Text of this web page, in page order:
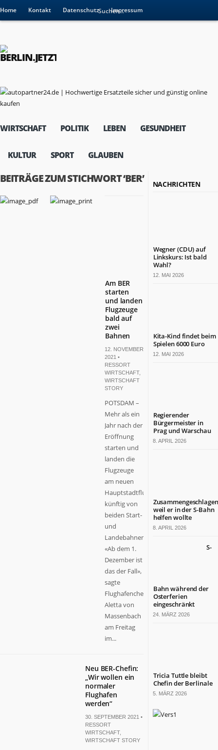
Home Kontakt Datenschutz Impressum
WIRTSCHAFT POLITIK LEBEN GESUNDHEIT
KULTUR SPORT GLAUBEN
BEITRÄGE ZUM STICHWORT ‘BER’
Am BER
starten
und landen
Flugzeuge
bald auf
zwei
Bahnen
12. NOVEMBER
2021 •
RESSORT
WIRTSCHAFT,
WIRTSCHAFT
STORY
POTSDAM –
Mehr als ein
Jahr nach der
Eröffnung
starten und
landen die
Flugzeuge
am neuen
Hauptstadtflughafen
künftig von
beiden Start-
und
Landebahnen.
«Ab dem 1.
Dezember ist
das der Fall»,
sagte
Flughafenchefin
Aletta von
Massenbach
am Freitag
im...
Neu BER-Chefin:
„Wir wollen ein
normaler
Flughafen
werden“
30. SEPTEMBER 2021 •
RESSORT
WIRTSCHAFT,
WIRTSCHAFT STORY
NACHRICHTEN
Wegner (CDU) auf
Linkskurs: Ist bald
Wahl?
12. MAI 2026
Kita-Kind findet beim
Spielen 6000 Euro
12. MAI 2026
Regierender
Bürgermeister in
Prag und Warschau
8. APRIL 2026
weil er in der S-Bahn
helfen wollte
8. APRIL 2026
S-
Bahn während der
Osterferien
eingeschränkt
24. MÄRZ 2026
Tricia Tuttle bleibt
Chefin der Berlinale
5. MÄRZ 2026